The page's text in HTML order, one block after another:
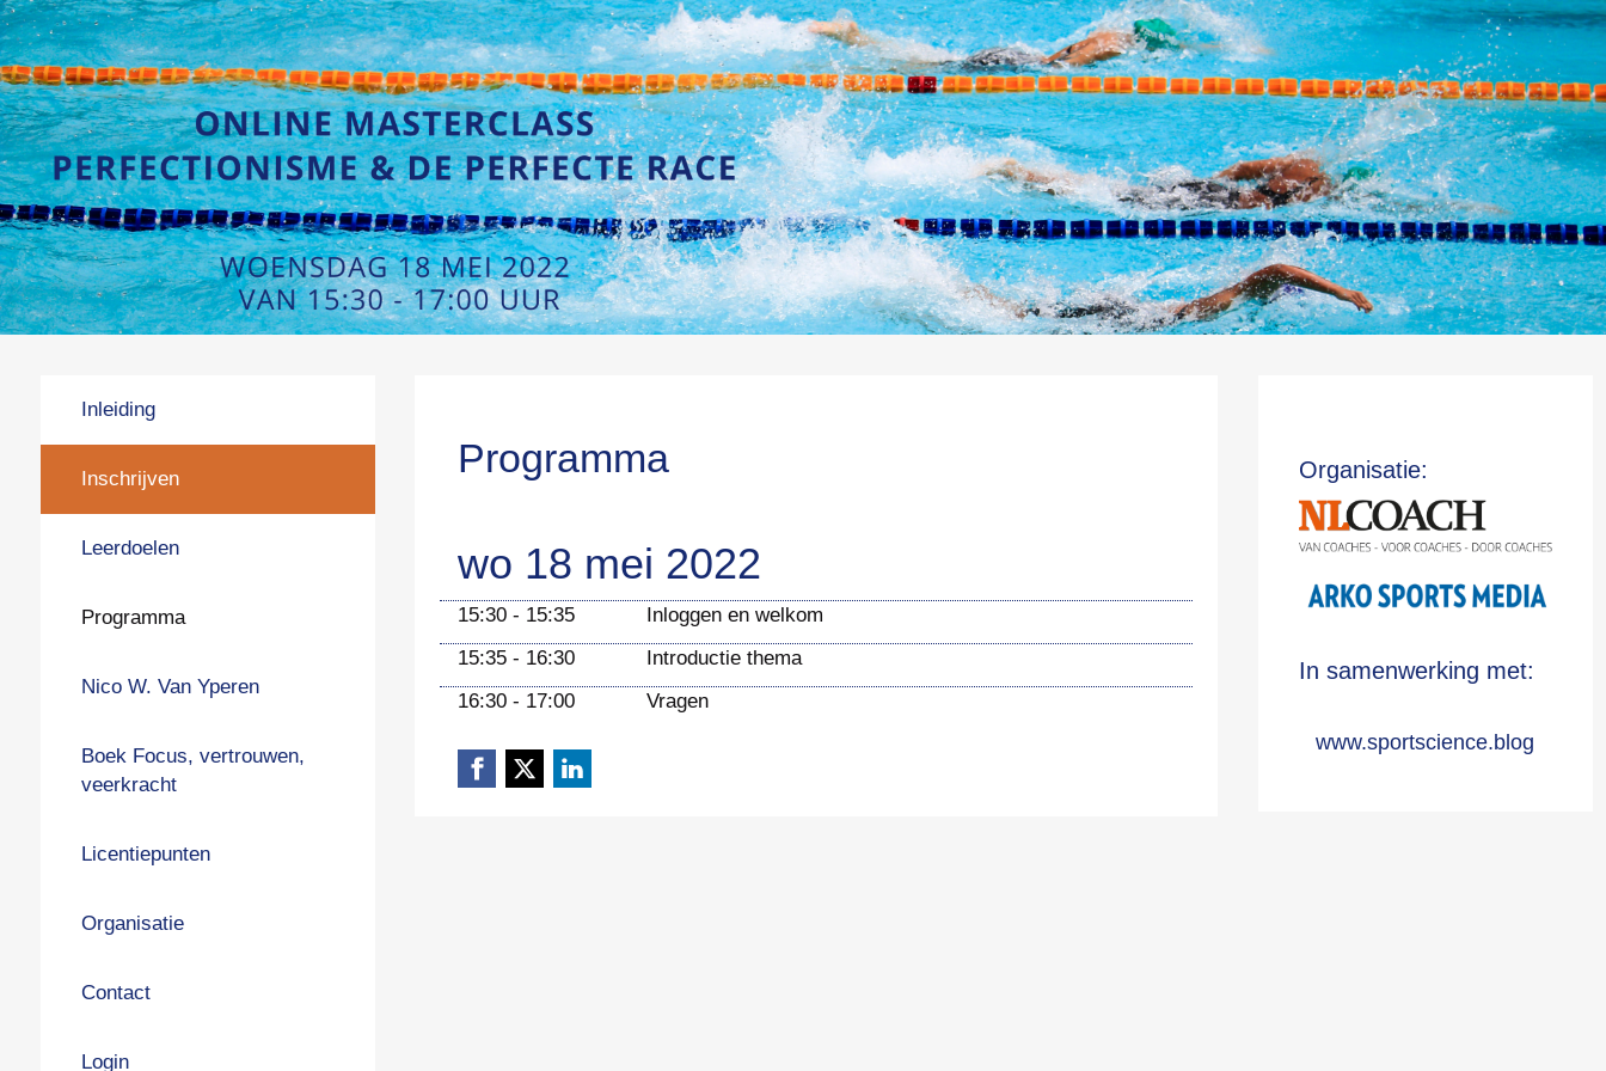
Inleiding
Inschrijven
Leerdoelen
Programma
Nico W. Van Yperen
Boek Focus, vertrouwen,
veerkracht
Licentiepunten
Organisatie
Contact
Login
Programma
wo 18 mei 2022
15:30 - 15:35
Inloggen en welkom
15:35 - 16:30
Introductie thema
16:30 - 17:00
Vragen
Organisatie:
In samenwerking met:
www.sportscience.blog